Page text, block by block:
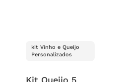
kit Vinho e Queijo
Personalizados
Kit Queijo 5